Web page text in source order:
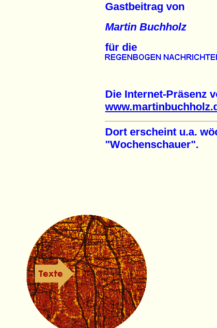
Gastbeitrag von
Martin Buchholz
für die
Die Internet-Präsenz
Dort erscheint u.a.
"Wochenschauer".